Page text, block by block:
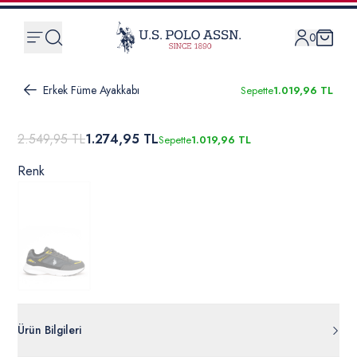
0
Erkek Füme Ayakkabı Sepette1.019,96 TL
2.549,95 TL1.274,95 TLSepette1.019,96 TL
Renk
Ürün Bilgileri